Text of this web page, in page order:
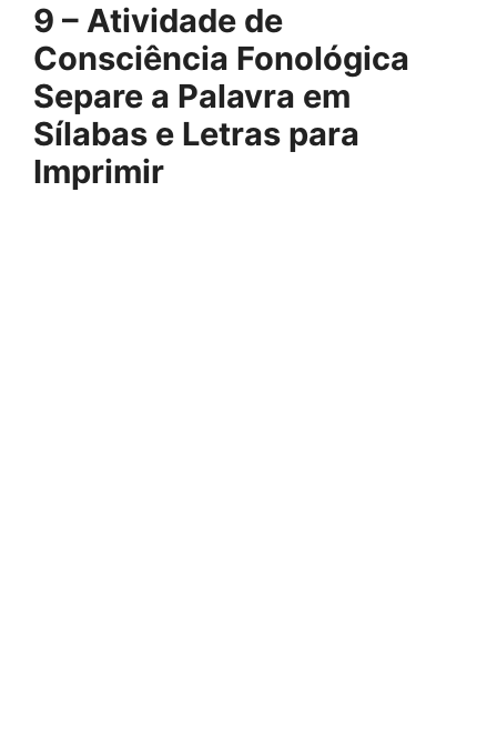
9 – Atividade de
Consciência Fonológica
Separe a Palavra em
Sílabas e Letras para
Imprimir